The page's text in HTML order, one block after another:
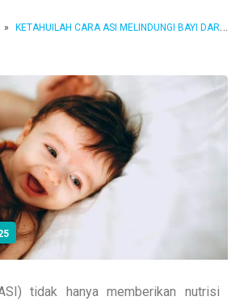
» KETAHUILAH CARA ASI MELINDUNGI BAYI DARI PENYAKIT!
tidak hanya memberikan nutrisi